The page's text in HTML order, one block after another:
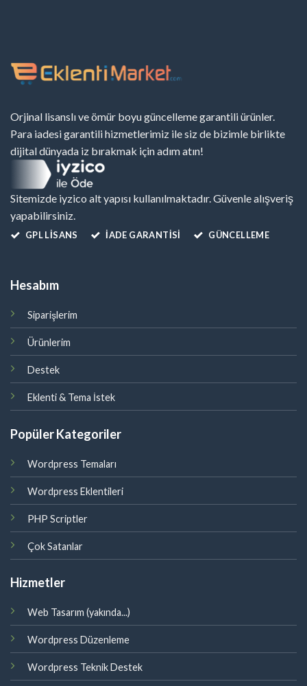
Orjinal lisanslı ve ömür boyu güncelleme garantili ürünler.
Para iadesi garantili hizmetlerimiz ile siz de bizimle birlikte
dijital dünyada iz bırakmak için adım atın!
Sitemizde iyzico alt yapısı kullanılmaktadır. Güvenle alışveriş
yapabilirsiniz.
GPL LISANS İADE GARANTİSİ GÜNCELLEME
Hesabım
Siparişlerim
Ürünlerim
Destek
Eklenti & Tema İstek
Popüler Kategoriler
Wordpress Temaları
Wordpress Eklentileri
PHP Scriptler
Çok Satanlar
Hizmetler
Web Tasarım (yakında...)
Wordpress Düzenleme
Wordpress Teknik Destek